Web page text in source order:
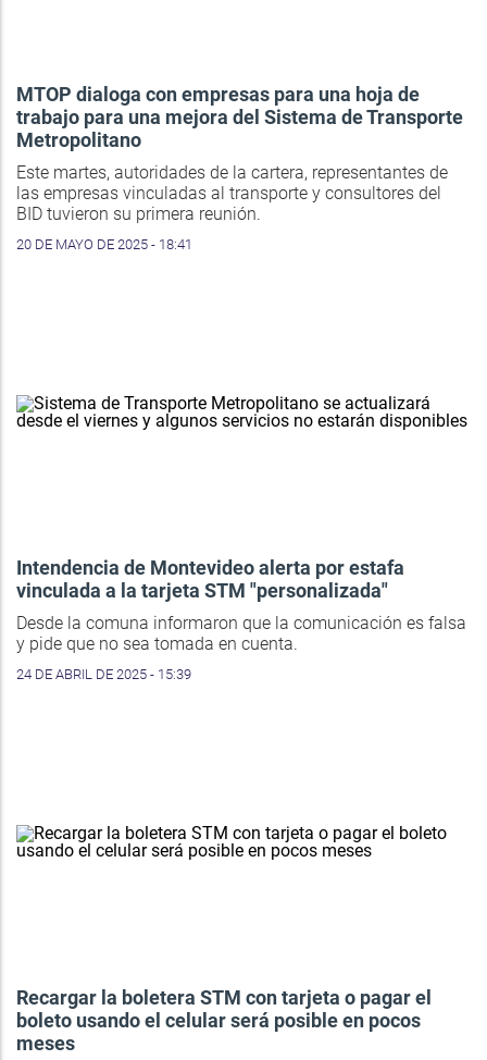
MTOP dialoga con empresas para una hoja de
trabajo para una mejora del Sistema de Transporte
Metropolitano
Este martes, autoridades de la cartera, representantes de
las empresas vinculadas al transporte y consultores del
BID tuvieron su primera reunión.
20 DE MAYO DE 2025 - 18:41
Intendencia de Montevideo alerta por estafa
vinculada a la tarjeta STM "personalizada"
Desde la comuna informaron que la comunicación es falsa
y pide que no sea tomada en cuenta.
24 DE ABRIL DE 2025 - 15:39
Recargar la boletera STM con tarjeta o pagar el
boleto usando el celular será posible en pocos
meses